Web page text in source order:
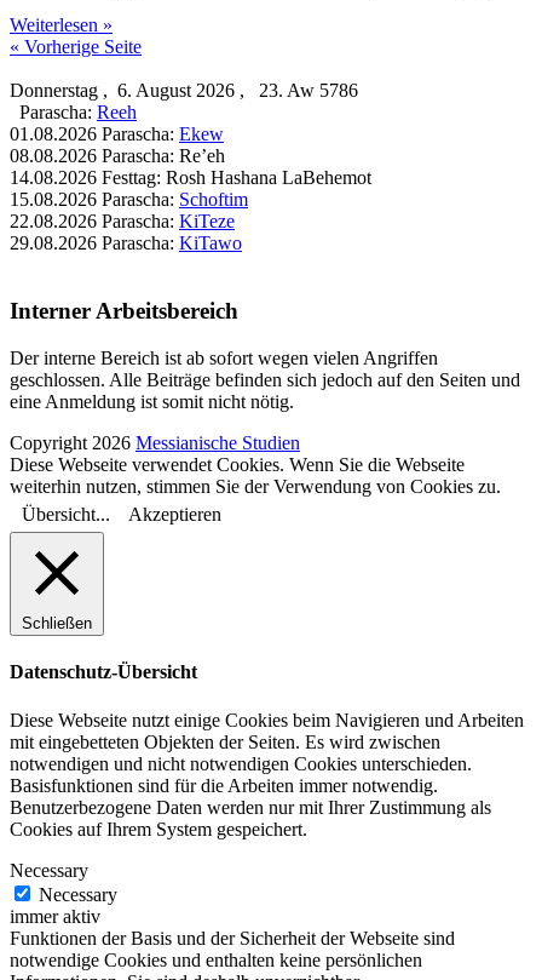
Weiterlesen »
ist
« Vorherige Seite
Donnerstag , 6. August 2026 , 23. Aw 5786
Parascha: Reeh
01.08.2026 Parascha: Ekew
08.08.2026 Parascha: Re’eh
14.08.2026 Festtag: Rosh Hashana LaBehemot
15.08.2026 Parascha: Schoftim
22.08.2026 Parascha: KiTeze
29.08.2026 Parascha: KiTawo
Interner Arbeitsbereich
Der interne Bereich ist ab sofort wegen vielen Angriffen
geschlossen. Alle Beiträge befinden sich jedoch auf den Seiten und
eine Anmeldung ist somit nicht nötig.
Copyright 2026 Messianische Studien
Diese Webseite verwendet Cookies. Wenn Sie die Webseite
weiterhin nutzen, stimmen Sie der Verwendung von Cookies zu.
Übersicht...
Akzeptieren
Schließen
Datenschutz-Übersicht
Diese Webseite nutzt einige Cookies beim Navigieren und Arbeiten
mit eingebetteten Objekten der Seiten. Es wird zwischen
notwendigen und nicht notwendigen Cookies unterschieden.
Basisfunktionen sind für die Arbeiten immer notwendig.
Benutzerbezogene Daten werden nur mit Ihrer Zustimmung als
Cookies auf Ihrem System gespeichert.
Necessary
Necessary
immer aktiv
Funktionen der Basis und der Sicherheit der Webseite sind
notwendige Cookies und enthalten keine persönlichen